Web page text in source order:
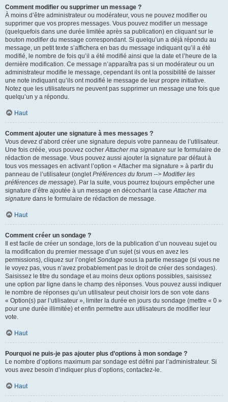
Comment modifier ou supprimer un message ?
À moins d’être administrateur ou modérateur, vous ne pouvez modifier ou
supprimer que vos propres messages. Vous pouvez modifier un message
(quelquefois dans une durée limitée après sa publication) en cliquant sur le
bouton modifierdu message correspondant. Si quelqu’un a déjà répondu au
message, un petit texte s’affichera en bas du message indiquant qu’il a été
modifié, le nombre de fois qu’il a été modifié ainsi que la date et l’heure de la
dernière modification. Ce message n’apparaîtra pas si un modérateur ou un
administrateur modifie le message, cependant ils ont la possibilité de laisser
une note indiquant qu’ils ont modifié le message de leur propre initiative.
Notez que les utilisateurs ne peuvent pas supprimer un message une fois que
quelqu’un y a répondu.
Haut
Comment ajouter une signature à mes messages ?
Vous devez d’abord créer une signature depuis votre panneau de l’utilisateur.
Une fois créée, vous pouvez cocherAttacher ma signature sur le formulaire de
rédaction de message. Vous pouvez aussi ajouter la signature par défaut à
tous vos messages en activant l’option « Attacher ma signature » à partir du
panneau de l’utilisateur (ongletPréférences du forum --> Modifier les
préférences de message). Par la suite, vous pourrez toujours empêcher une
signature d’être ajoutée à un message en décochant la caseAttacher ma
signature dans le formulaire de rédaction de message.
Haut
Comment créer un sondage ?
Il est facile de créer un sondage, lors de la publication d’un nouveau sujet ou
la modification du premier message d’un sujet (si vous en avez les
permissions), cliquez sur l’ongletSondage sous la partie message (si vous ne
le voyez pas, vous n’avez probablement pas le droit de créer des sondages).
Saisissez le titre du sondage et au moins deux options possibles, saisissez
une option par ligne dans le champ des réponses. Vous pouvez aussi indiquer
le nombre de réponses qu’un utilisateur peut choisir lors de son vote dans
« Option(s) par l’utilisateur », limiter la durée en jours du sondage (mettre « 0 »
pour une durée illimitée) et enfin permettre aux utilisateurs de modifier leur
vote.
Haut
Pourquoi ne puis-je pas ajouter plus d’options à mon sondage ?
Le nombre d’options maximum par sondage est défini par l’administrateur. Si
vous avez besoin d’indiquer plus d’options, contactez-le.
Haut